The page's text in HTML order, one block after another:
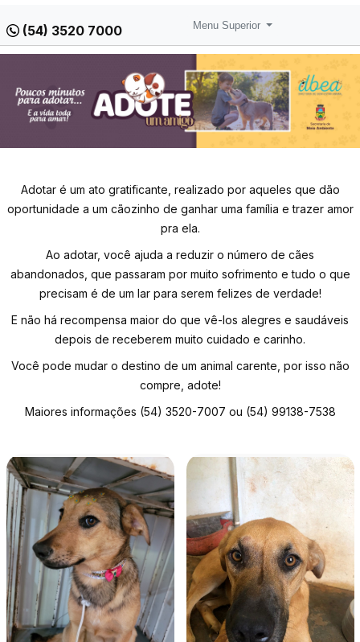
(54) 3520 7000 Menu Superior
Adotar é um ato gratificante, realizado por aqueles que dão
oportunidade a um cãozinho de ganhar uma família e trazer amor
pra ela.
Ao adotar, você ajuda a reduzir o número de cães
abandonados, que passaram por muito sofrimento e tudo o que
precisam é de um lar para serem felizes de verdade!
E não há recompensa maior do que vê-los alegres e saudáveis
depois de receberem muito cuidado e carinho.
Você pode mudar o destino de um animal carente, por isso não
compre, adote!
Maiores informações (54) 3520-7007 ou (54) 99138-7538